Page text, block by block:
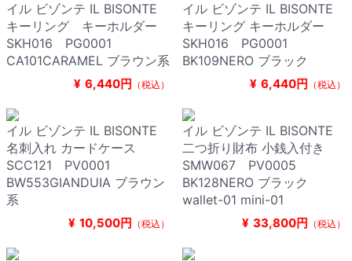
イル ビゾンテ IL BISONTE
キーリング キーホルダー
SKH016 PG0001
CA101CARAMEL ブラウン系
¥ 6,440円 （税込）
イル ビゾンテ IL BISONTE
キーリング キーホルダー
SKH016 PG0001
BK109NERO ブラック
¥ 6,440円 （税込）
イル ビゾンテ IL BISONTE
名刺入れ カードケース
SCC121 PV0001
BW553GIANDUIA ブラウン
系
¥ 10,500円 （税込）
イル ビゾンテ IL BISONTE
二つ折り財布 小銭入付き
SMW067 PV0005
BK128NERO ブラック
wallet-01 mini-01
¥ 33,800円 （税込）